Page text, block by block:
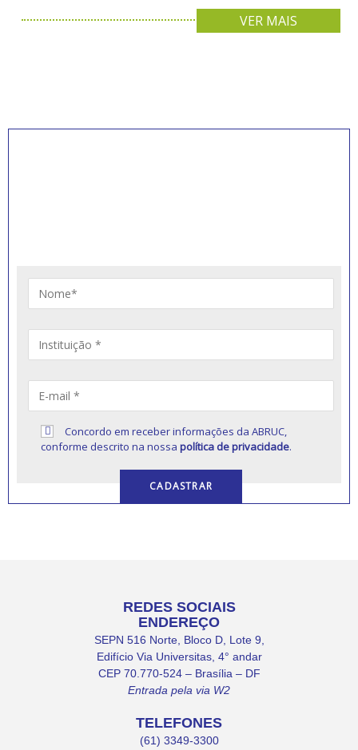
VER MAIS
Concordo em receber informações da ABRUC,
conforme descrito na nossapolítica de privacidade.
REDES SOCIAIS
ENDEREÇO
SEPN 516 Norte, Bloco D, Lote 9,
Edifício Via Universitas, 4° andar
CEP 70.770-524 – Brasília – DF
Entrada pela via W2
TELEFONES
(61) 3349-3300